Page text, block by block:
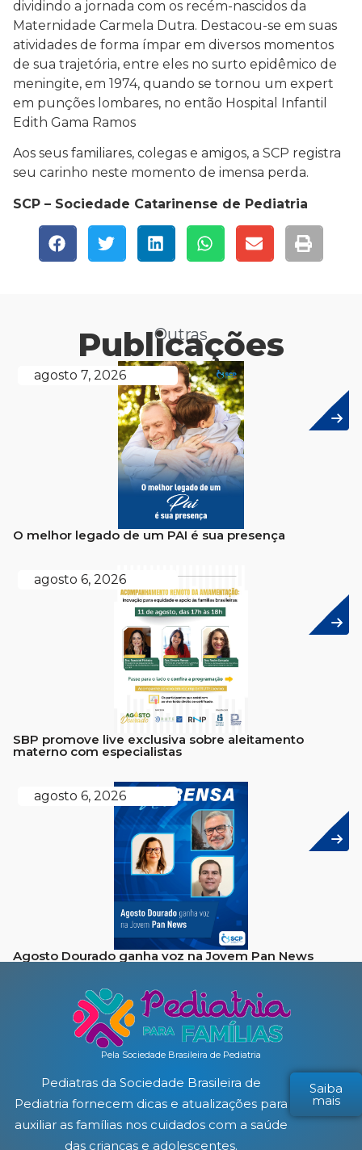
dividindo a jornada com os recém-nascidos da
Maternidade Carmela Dutra. Destacou-se em suas
atividades de forma ímpar em diversos momentos
de sua trajetória, entre eles no surto epidêmico de
meningite, em 1974, quando se tornou um expert
em punções lombares, no então Hospital Infantil
Edith Gama Ramos
Aos seus familiares, colegas e amigos, a SCP registra
seu carinho neste momento de imensa perda.
SCP – Sociedade Catarinense de Pediatria
Outras
Publicações
agosto 7, 2026
O melhor legado de um PAI é sua presença
agosto 6, 2026
SBP promove live exclusiva sobre aleitamento
materno com especialistas
agosto 6, 2026
Agosto Dourado ganha voz na Jovem Pan News
Pela Sociedade Brasileira de Pediatria
Pediatras da Sociedade Brasileira de
Pediatria fornecem dicas e atualizações para
auxiliar as famílias nos cuidados com a saúde
das crianças e adolescentes.
Saiba
mais